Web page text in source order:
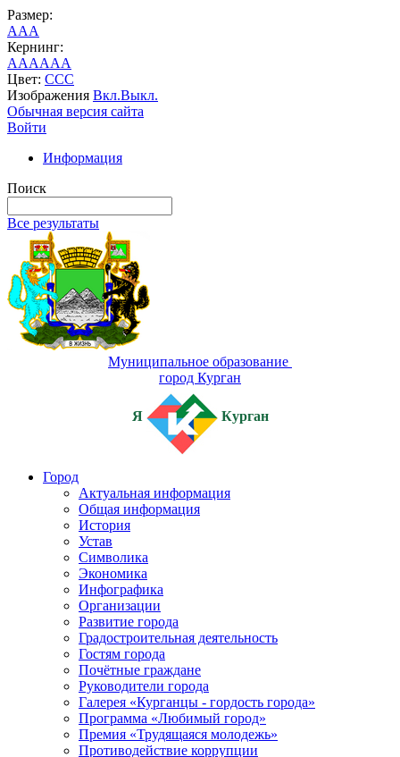
Размер:
AAA
Кернинг:
AAAAAA
Цвет: CCC
Изображения Вкл.Выкл.
Обычная версия сайта
Войти
Информация
Поиск
Все результаты
Муниципальное образование
город Курган
Я Курган
Город
Актуальная информация
Общая информация
История
Устав
Символика
Экономика
Инфографика
Организации
Развитие города
Градостроительная деятельность
Гостям города
Почётные граждане
Руководители города
Галерея «Курганцы - гордость города»
Программа «Любимый город»
Премия «Трудящаяся молодежь»
Противодействие коррупции